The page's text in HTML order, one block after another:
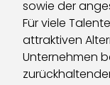
sowie der
Für viele
attraktiven
Unternehmen